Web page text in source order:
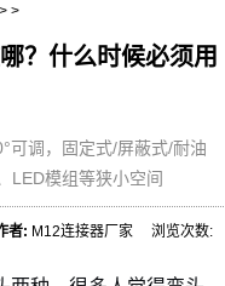
> >
？什么时候必须用
可调，固定式/屏蔽式/耐油
LED模组等狭小空间
者: M12连接器厂家 浏览次数: